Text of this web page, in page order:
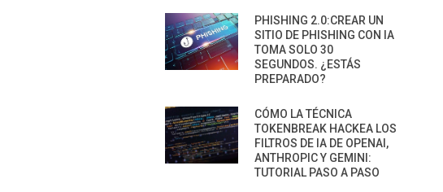
PHISHING 2.0:CREAR UN
SITIO DE PHISHING CON IA
TOMA SOLO 30
SEGUNDOS. ¿ESTÁS
PREPARADO?
CÓMO LA TÉCNICA
TOKENBREAK HACKEA LOS
FILTROS DE IA DE OPENAI,
ANTHROPIC Y GEMINI:
TUTORIAL PASO A PASO